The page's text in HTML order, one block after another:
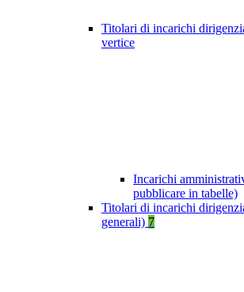
Titolari di incarichi
vertice
Incarichi
pubblicare in tabelle)
Titolari di incarichi
generali) 7